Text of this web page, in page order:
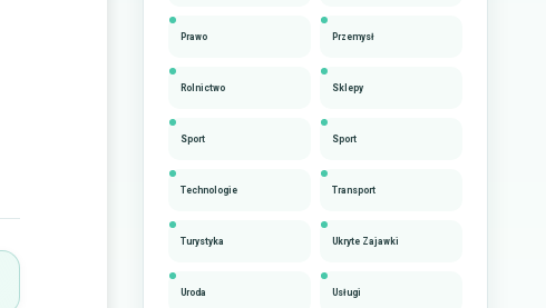
Prawo Przemysł
Rolnictwo Sklepy
Sport Sport
Technologie Transport
Turystyka Ukryte Zajawki
Uroda Usługi